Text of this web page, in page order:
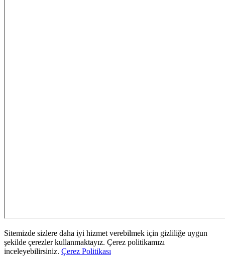
Sitemizde sizlere daha iyi hizmet verebilmek için gizliliğe uygun
şekilde çerezler kullanmaktayız. Çerez politikamızı
inceleyebilirsiniz. Çerez Politikası